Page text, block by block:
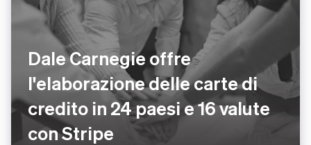
Dale Carnegie offre
l'elaborazione delle carte di
credito in 24 paesi e 16 valute
con Stripe